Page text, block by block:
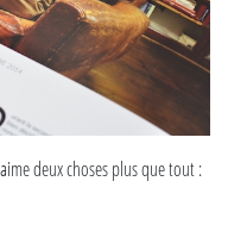
deux choses plus que tout :